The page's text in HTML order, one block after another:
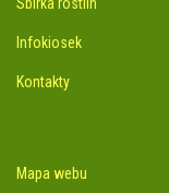
Sbírka rostlin
Infokiosek
Kontakty
Mapa webu